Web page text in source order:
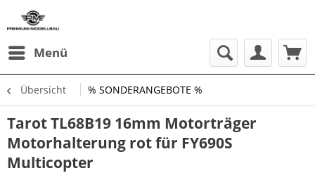
Menü
Übersicht % SONDERANGEBOTE %
Tarot TL68B19 16mm Motorträger
Motorhalterung rot für FY690S
Multicopter